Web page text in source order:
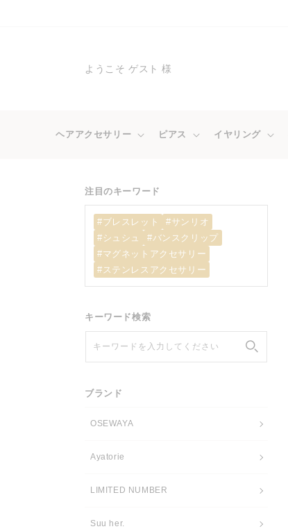
ようこそ ゲスト 様
ヘアアクセサリー ピアス イヤリング
注目のキーワード
#ブレスレット
#サンリオ
#シュシュ
#バンスクリップ
#マグネットアクセサリー
#ステンレスアクセサリー
キーワード検索
キーワードを入力してください
ブランド
OSEWAYA
Ayatorie
LIMITED NUMBER
Suu her.